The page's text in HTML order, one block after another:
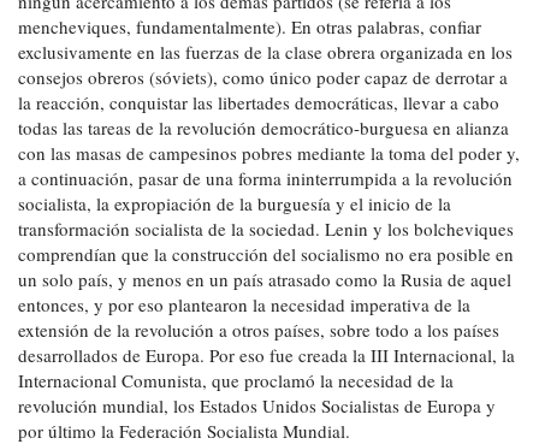
mencheviques, fundamentalmente). En otras palabras, confiar
exclusivamente en las fuerzas de la clase obrera organizada en los
consejos obreros (sóviets), como único poder capaz de derrotar a
la reacción, conquistar las libertades democráticas, llevar a cabo
todas las tareas de la revolución democrático-burguesa en alianza
con las masas de campesinos pobres mediante la toma del poder y,
a continuación, pasar de una forma ininterrumpida a la revolución
socialista, la expropiación de la burguesía y el inicio de la
transformación socialista de la sociedad. Lenin y los bolcheviques
comprendían que la construcción del socialismo no era posible en
un solo país, y menos en un país atrasado como la Rusia de aquel
entonces, y por eso plantearon la necesidad imperativa de la
extensión de la revolución a otros países, sobre todo a los países
desarrollados de Europa. Por eso fue creada la III Internacional, la
Internacional Comunista, que proclamó la necesidad de la
revolución mundial, los Estados Unidos Socialistas de Europa y
por último la Federación Socialista Mundial.